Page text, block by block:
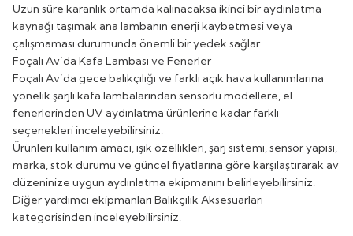
Uzun süre karanlık ortamda kalınacaksa ikinci bir aydınlatma
kaynağı taşımak ana lambanın enerji kaybetmesi veya
çalışmaması durumunda önemli bir yedek sağlar.
Foçalı Av’da Kafa Lambası ve Fenerler
Foçalı Av’da gece balıkçılığı ve farklı açık hava kullanımlarına
yönelik şarjlı kafa lambalarından sensörlü modellere, el
fenerlerinden UV aydınlatma ürünlerine kadar farklı
seçenekleri inceleyebilirsiniz.
Ürünleri kullanım amacı, ışık özellikleri, şarj sistemi, sensör yapısı,
marka, stok durumu ve güncel fiyatlarına göre karşılaştırarak av
düzeninize uygun aydınlatma ekipmanını belirleyebilirsiniz.
Diğer yardımcı ekipmanları Balıkçılık Aksesuarları
kategorisinden inceleyebilirsiniz.